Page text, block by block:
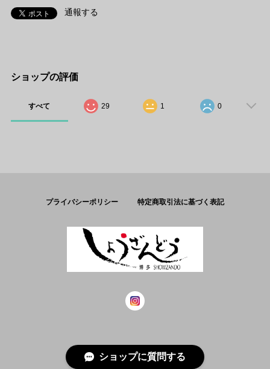
通報する
ショップの評価
すべて 29 1 0
プライバシーポリシー 特定商取引法に基づく表記
© しょうざんどう
ショップに質問する